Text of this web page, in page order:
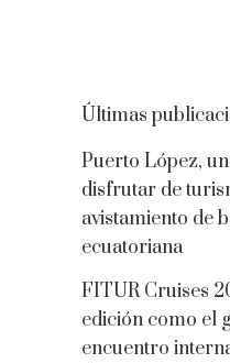
Últimas
Puerto López,
disfrutar de
avistamiento de
ecuatoriana
FITUR Cruises
edición como el
encuentro